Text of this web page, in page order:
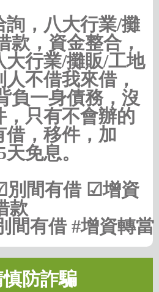
詢，八大行業/攤
款，資金整合，
大行業/攤販/工地
不借我來借，
負一身債務，沒
，只有不會辦的
，移件，加
免息。
間有借 ☑增資
款
間有借 #增資轉
防詐騙